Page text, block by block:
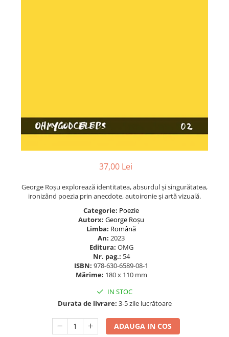
37,00 Lei
George Roșu explorează identitatea, absurdul și singurătatea,
ironizând poezia prin anecdote, autoironie și artă vizuală.
Categorie: Poezie
Autorx: George Roșu
Limba: Română
An: 2023
Editura: OMG
Nr. pag.: 54
ISBN: 978-630-6589-08-1
Mărime: 180 x 110 mm
IN STOC
Durata de livrare: 3-5 zile lucrătoare
ADAUGA IN COS